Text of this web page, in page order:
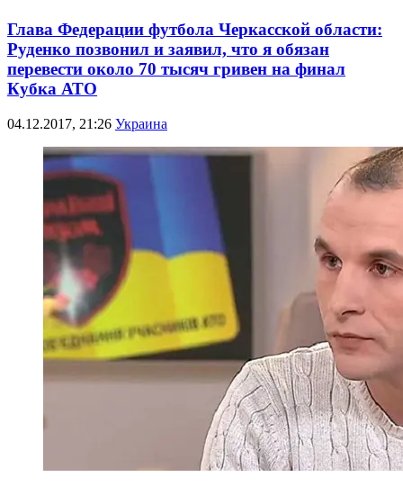
Глава Федерации футбола Черкасской области:
Руденко позвонил и заявил, что я обязан
перевести около 70 тысяч гривен на финал
Кубка АТО
04.12.2017, 21:26 Украина